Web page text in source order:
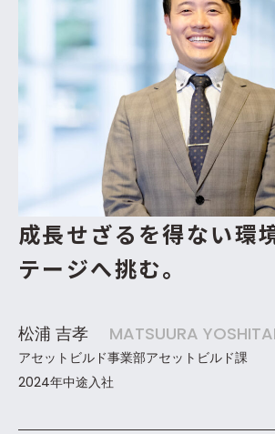
成長せざるを得ない環
テージへ挑む。
松浦 吉孝 MATSUURA
アセットビルド事業部アセットビルド課
2024年中途入社